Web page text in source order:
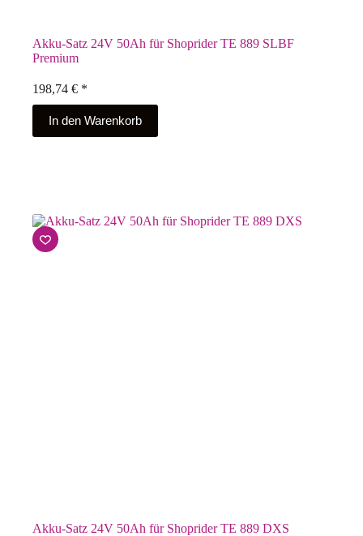
Akku-Satz 24V 50Ah für Shoprider TE 889 SLBF
Premium
198,74 € *
In den Warenkorb
Akku-Satz 24V 50Ah für Shoprider TE 889 DXS